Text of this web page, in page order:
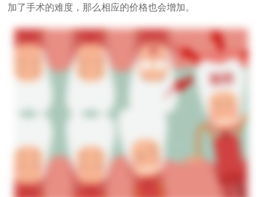
加了手术的难度，那么相应的价格也会增加。